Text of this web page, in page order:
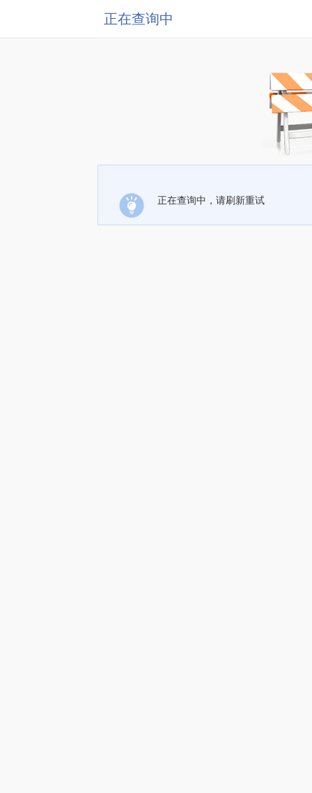
正在查询中
正在查询中，请刷新重试